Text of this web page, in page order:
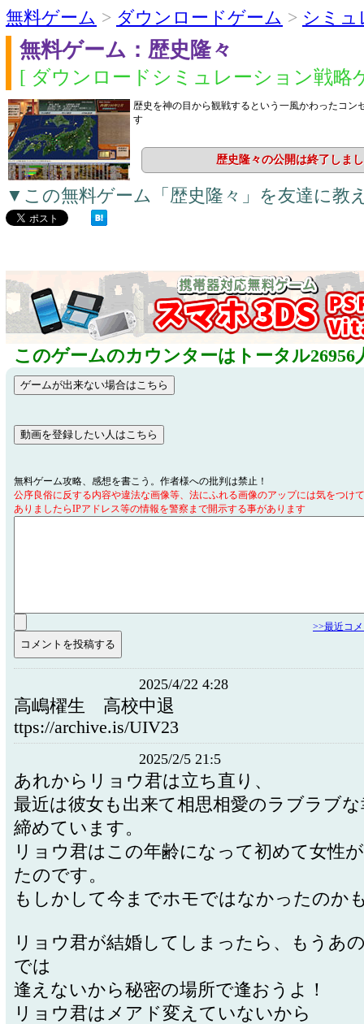
無料ゲーム > ダウンロードゲーム > シミュ
無料ゲーム：歴史隆々
[ ダウンロードシミュレーション戦略
歴史を神の目から観戦するという一風かわったコン
す
歴史隆々の公開は終了しま
▼この無料ゲーム「歴史隆々」を友達に教
このゲームのカウンターはトータル26956
無料ゲーム攻略、感想を書こう。作者様への批判は禁止！
公序良俗に反する内容や違法な画像等、法にふれる画像のアップには気をつけ
ありましたらIPアドレス等の情報を警察まで開示する事があります
>>最近コ
2025/4/22 4:28
高嶋櫂生 高校中退
ttps://archive.is/UIV23
2025/2/5 21:5
あれからリョウ君は立ち直り、
最近は彼女も出来て相思相愛のラブラブ
締めています。
リョウ君はこの年齢になって初めて女性
たのです。
もしかして今までホモではなかったのか
リョウ君が結婚してしまったら、もうあ
では
逢えないから秘密の場所で逢おうよ！
リョウ君はメアド変えていないから